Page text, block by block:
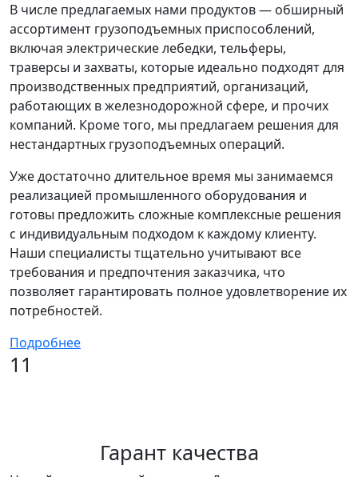
11
В числе предлагаемых нами продуктов — обширный
ассортимент грузоподъемных приспособлений,
включая электрические лебедки, тельферы,
траверсы и захваты, которые идеально подходят для
производственных предприятий, организаций,
работающих в железнодорожной сфере, и прочих
компаний. Кроме того, мы предлагаем решения для
нестандартных грузоподъемных операций.
Уже достаточно длительное время мы занимаемся
реализацией промышленного оборудования и
готовы предложить сложные комплексные решения
с индивидуальным подходом к каждому клиенту.
Наши специалисты тщательно учитывают все
требования и предпочтения заказчика, что
позволяет гарантировать полное удовлетворение их
потребностей.
Подробнее
Гарант качества